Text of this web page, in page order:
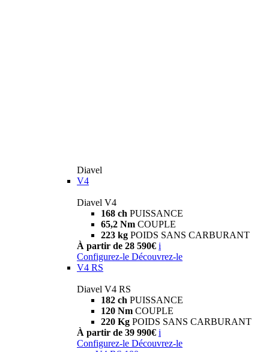
Diavel
V4
Diavel V4
168 ch PUISSANCE
65,2 Nm COUPLE
223 kg POIDS SANS CARBURANT
À partir de 28 590€ i
Configurez-le Découvrez-le
V4 RS
Diavel V4 RS
182 ch PUISSANCE
120 Nm COUPLE
220 Kg POIDS SANS CARBURANT
À partir de 39 990€ i
Configurez-le Découvrez-le